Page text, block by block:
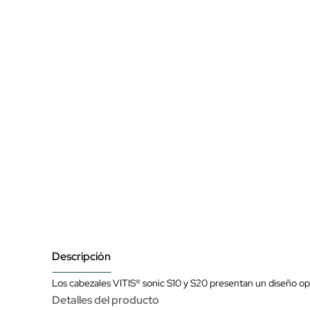
Descripción
Los cabezales VITIS® sonic S10 y S20 presentan un diseño
Detalles del producto